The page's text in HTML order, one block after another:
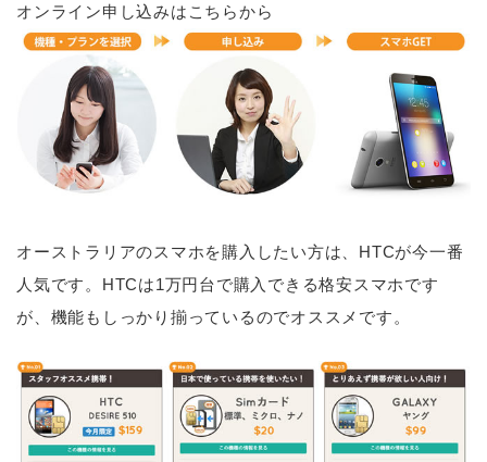
オンライン申し込みはこちらから
オーストラリアのスマホを購入したい方は、HTCが今一番
人気です。HTCは1万円台で購入できる格安スマホです
が、機能もしっかり揃っているのでオススメです。